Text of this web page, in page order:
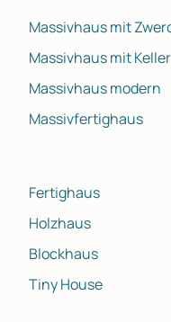
Massivhaus mit
Massivhaus mit Keller
Massivhaus modern
Massivfertighaus
Fertighaus
Holzhaus
Blockhaus
Tiny House